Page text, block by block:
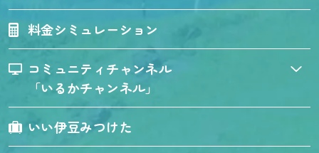
料金シミュレーション
コミュニティチャンネル
「いるかチャンネル」
いい伊豆みつけた